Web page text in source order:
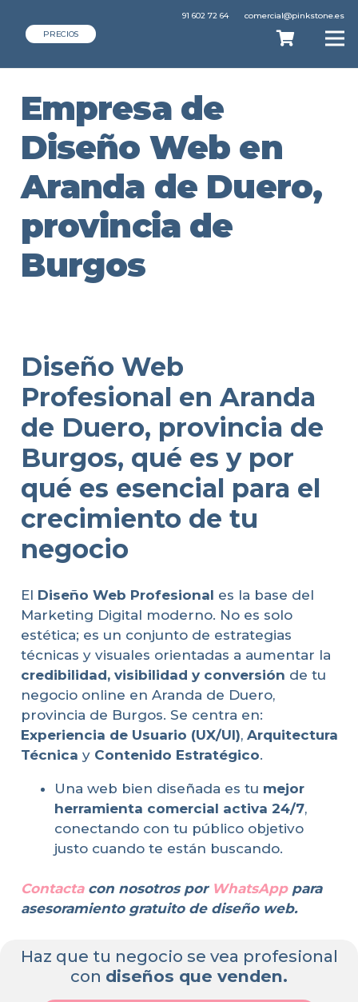
PRECIOS
91 602 72 64 comercial@pinkstone.es
Empresa de
Diseño Web en
Aranda de Duero,
provincia de
Burgos
Diseño Web
Profesional en Aranda
de Duero, provincia de
Burgos, qué es y por
qué es esencial para el
crecimiento de tu
negocio
El Diseño Web Profesional es la base del
Marketing Digital moderno. No es solo
estética; es un conjunto de estrategias
técnicas y visuales orientadas a aumentar la
credibilidad, visibilidad y conversión de tu
negocio online en Aranda de Duero,
provincia de Burgos. Se centra en:
Experiencia de Usuario (UX/UI), Arquitectura
Técnica y Contenido Estratégico.
Una web bien diseñada es tu mejor
herramienta comercial activa 24/7,
conectando con tu público objetivo
justo cuando te están buscando.
Contactacon nosotros por WhatsApppara
asesoramiento gratuito de diseño web.
Haz que tu negocio se vea profesional
con diseños que venden.